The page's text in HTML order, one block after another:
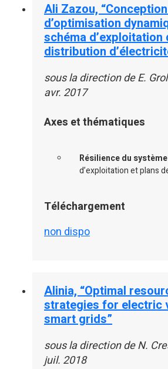
Ali Zazou,
d’optimisation
schéma d’exploitation
distribution
sous la direction de E.
avr. 2017
Axes et thématiques
Résilience du
d’exploitation et plans
Téléchargement
non dispo
Alinia, “Optimal
strategies for electric
smart grids”
sous la direction de N.
juil. 2018